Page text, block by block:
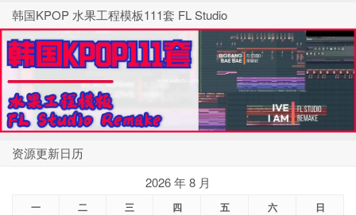
韩国KPOP 水果工程模板111套 FL Studio
资源更新日历
2026 年 8 月
一 二 三 四 五 六 日